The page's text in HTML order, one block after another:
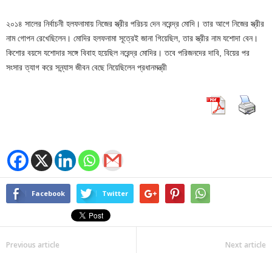
২০১৪ সালের নির্বাচনী হলফনামায় নিজের স্ত্রীর পরিচয় দেন নরেন্দ্র মোদি। তার আগে নিজের স্ত্রীর
নাম গোপন রেখেছিলেন। মোদির হলফনামা সূত্রেই জানা গিয়েছিল, তার স্ত্রীর নাম যশোদা বেন।
কিশোর বয়সে যশোদার সঙ্গে বিবাহ হয়েছিল নরেন্দ্র মোদির। তবে পরিজনদের দাবি, বিয়ের পর
সংসার ত্যাগ করে সন্ন্যাস জীবন বেছে নিয়েছিলেন প্রধানমন্ত্রী
Facebook Twitter
Previous article Next article